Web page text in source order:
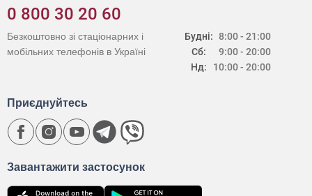
0 800 30 20 60
Будні:
Сб:
Нд:
8:00 - 21:00
9:00 - 20:00
10:00 - 20:00
Безкоштовно зі стаціонарних і
мобільних телефонів в Україні
Завантажити застосунок
Приєднуйтесь